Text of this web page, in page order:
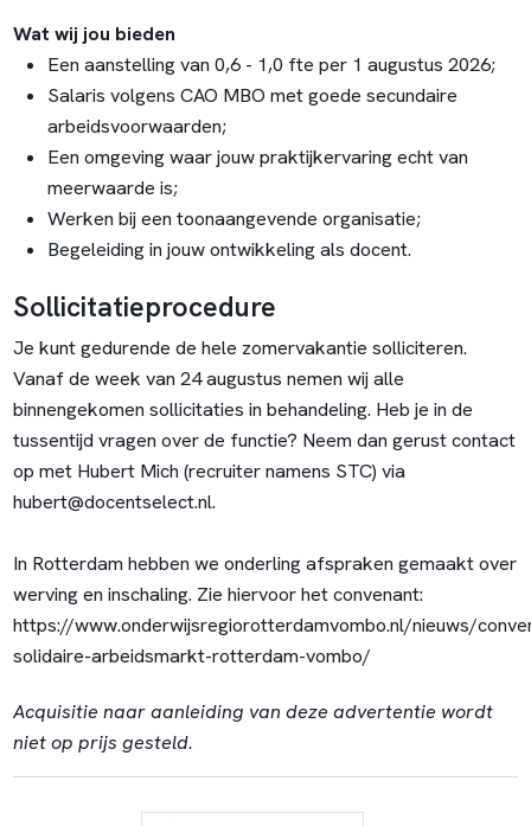
Wat wij jou bieden
Een aanstelling van 0,6 - 1,0 fte per 1 augustus 2026;
Salaris volgens CAO MBO met goede secundaire
arbeidsvoorwaarden;
Een omgeving waar jouw praktijkervaring echt van
meerwaarde is;
Werken bij een toonaangevende organisatie;
Begeleiding in jouw ontwikkeling als docent.
Sollicitatieprocedure
Je kunt gedurende de hele zomervakantie solliciteren.
Vanaf de week van 24 augustus nemen wij alle
binnengekomen sollicitaties in behandeling. Heb je in de
tussentijd vragen over de functie? Neem dan gerust contact
op met Hubert Mich (recruiter namens STC) via
hubert@docentselect.nl.
In Rotterdam hebben we onderling afspraken gemaakt over
werving en inschaling. Zie hiervoor het convenant:
https://www.onderwijsregiorotterdamvombo.nl/nieuws/
solidaire-arbeidsmarkt-rotterdam-vombo/
Acquisitie naar aanleiding van deze advertentie wordt
niet op prijs gesteld.